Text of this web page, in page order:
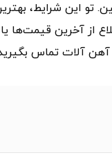
تو این شرایط،
از آخرین